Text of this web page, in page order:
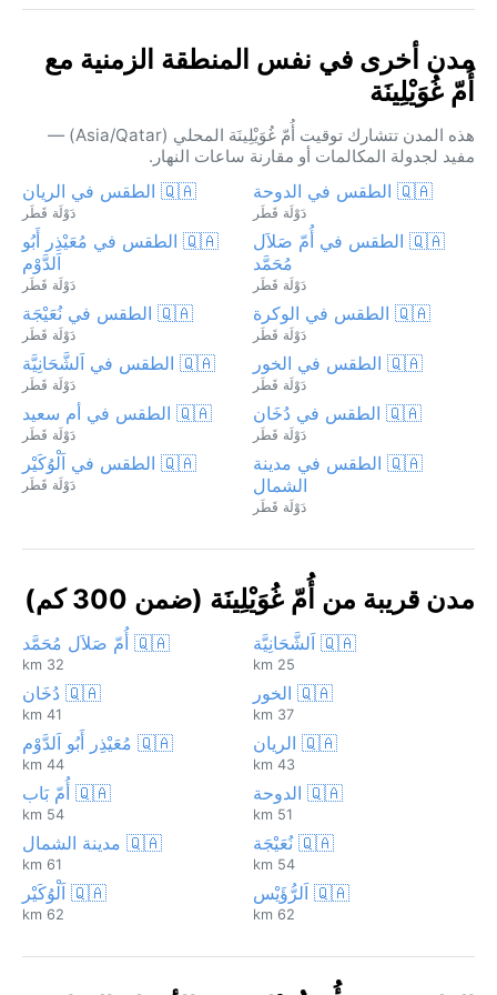
مدن أخرى في نفس المنطقة الزمنية مع
أُمّ غُوَيْلِينَة
هذه المدن تتشارك توقيت أُمّ غُوَيْلِينَة المحلي (Asia/Qatar) —
مفيد لجدولة المكالمات أو مقارنة ساعات النهار.
🇶🇦 الطقس في الدوحة
دَوْلَة قَطَر
🇶🇦 الطقس في الريان
دَوْلَة قَطَر
🇶🇦 الطقس في أُمّ صَلاَل
مُحَمَّد
دَوْلَة قَطَر
🇶🇦 الطقس في مُعَيْذِر أَبُو
اَلدَّوْم
دَوْلَة قَطَر
🇶🇦 الطقس في الوكرة
دَوْلَة قَطَر
🇶🇦 الطقس في نُعَيْجَة
دَوْلَة قَطَر
🇶🇦 الطقس في الخور
دَوْلَة قَطَر
🇶🇦 الطقس في اَلشَّحَانِيَّة
دَوْلَة قَطَر
🇶🇦 الطقس في دُخَان
دَوْلَة قَطَر
🇶🇦 الطقس في أم سعيد
دَوْلَة قَطَر
🇶🇦 الطقس في مدينة
الشمال
دَوْلَة قَطَر
🇶🇦 الطقس في اَلْوُكَيْر
دَوْلَة قَطَر
مدن قريبة من أُمّ غُوَيْلِينَة (ضمن 300 كم)
🇶🇦 اَلشَّحَانِيَّة
25 km
🇶🇦 أُمّ صَلاَل مُحَمَّد
32 km
🇶🇦 الخور
37 km
🇶🇦 دُخَان
41 km
🇶🇦 الريان
43 km
🇶🇦 مُعَيْذِر أَبُو اَلدَّوْم
44 km
🇶🇦 الدوحة
51 km
🇶🇦 أُمّ بَاب
54 km
🇶🇦 نُعَيْجَة
54 km
🇶🇦 مدينة الشمال
61 km
🇶🇦 اَلرُّؤَيْس
62 km
🇶🇦 اَلْوُكَيْر
62 km